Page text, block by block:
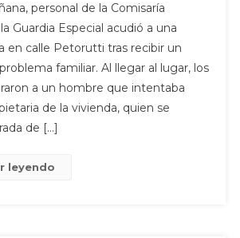
personal de la Comisaría
Guardia Especial acudió a una
en calle Petorutti tras recibir un
familiar. Al llegar al lugar, los
a un hombre que intentaba
de la vivienda, quien se
de […]
leyendo